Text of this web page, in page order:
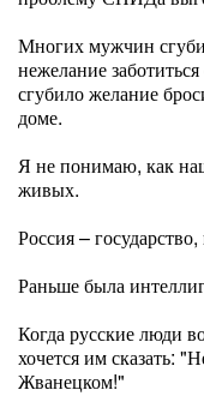
Многих мужчин
нежелание
сгубило желание
доме.
Я не понимаю, как
живых.
Россия –
Раньше была
Когда русские люди
хочется им сказать:
Жванецком!"